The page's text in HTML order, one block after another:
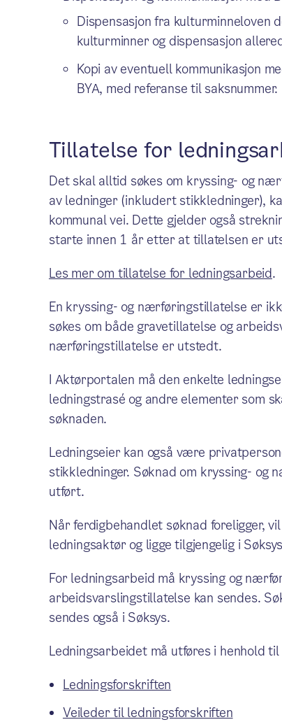
Dispensasjon fra kulturminneloven
kulturminner og dispensasjon
Kopi av eventuell kommunikasjon
BYA, med referanse til saksnummer.
Tillatelse for
Det skal alltid søkes om kryssing- og
av ledninger (inkludert stikkledninger),
kommunal vei. Dette gjelder også
starte innen 1 år etter at tillatelsen er
Les mer om tillatelse for ledningsarbeid.
En kryssing- og nærføringstillatelse er
søkes om både gravetillatelse og
nærføringstillatelse er utstedt.
I Aktørportalen må den enkelte
ledningstrasé og andre elementer som
søknaden.
Ledningseier kan også være
stikkledninger. Søknad om kryssing- og
utført.
Når ferdigbehandlet søknad foreligger,
ledningsaktør og ligge tilgjengelig i
For ledningsarbeid må kryssing og
arbeidsvarslingstillatelse kan sendes.
sendes også i Søksys.
Ledningsarbeidet må utføres i henhold
Ledningsforskriften
Veileder til ledningsforskriften